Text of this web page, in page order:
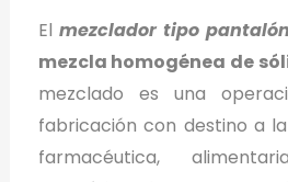
El mezclador tipo pantalón
mezcla homogénea de
mezclado es una
fabricación con destino a
farmacéutica,